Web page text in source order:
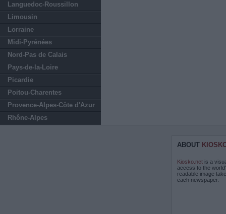
Languedoc-Roussillon
Limousin
Lorraine
Midi-Pyrénées
Nord-Pas de Calais
Pays-de-la-Loire
Picardie
Poitou-Charentes
Provence-Alpes-Côte d'Azur
Rhône-Alpes
ABOUT
Kiosko.net is a
access to the
readable image
each newspaper.